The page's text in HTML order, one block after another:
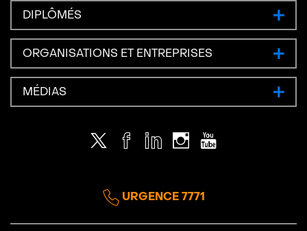
DIPLÔMÉS
ORGANISATIONS ET ENTREPRISES
MÉDIAS
Twitter Facebook
LinkedInInstagramYoutube
URGENCE 7771